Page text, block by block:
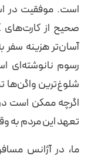
است. موفقیت در
آسان‌تر هزینه سفر
رسوم
شلوغ‌ترین واگن‌ها
اگرچه ممکن است
تعهد این مردم به
ما، در آژانس